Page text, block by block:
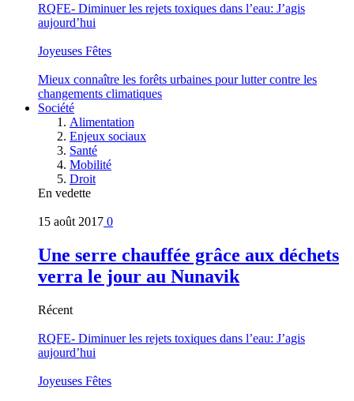
RQFE- Diminuer les rejets toxiques dans l’eau: J’agis
aujourd’hui
Joyeuses Fêtes
Mieux connaître les forêts urbaines pour lutter contre les
changements climatiques
Société
Alimentation
Enjeux sociaux
Santé
Mobilité
Droit
En vedette
15 août 2017 0
Une serre chauffée grâce aux déchets
verra le jour au Nunavik
Récent
RQFE- Diminuer les rejets toxiques dans l’eau: J’agis
aujourd’hui
Joyeuses Fêtes